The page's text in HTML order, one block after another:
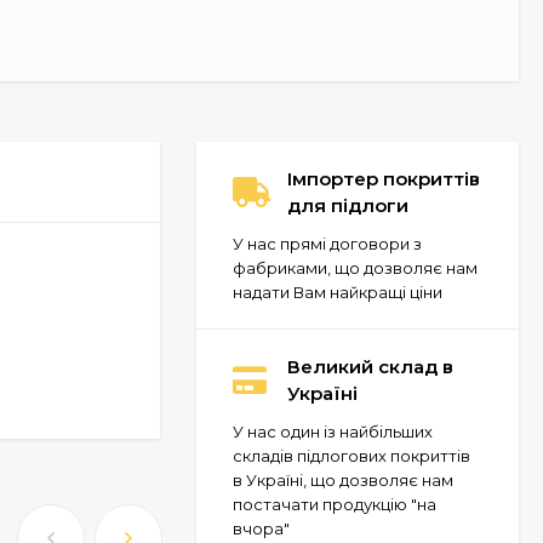
Імпортер покриттів
для підлоги
У нас прямі договори з
фабриками, що дозволяє нам
надати Вам найкращі ціни
Великий склад в
Україні
У нас один із найбільших
складів підлогових покриттів
в Україні, що дозволяє нам
постачати продукцію "на
вчора"